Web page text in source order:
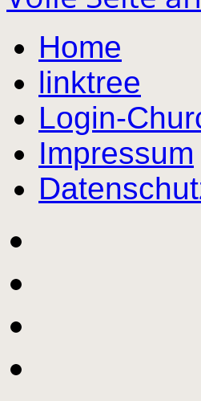
Home
linktree
Login-
Impressum